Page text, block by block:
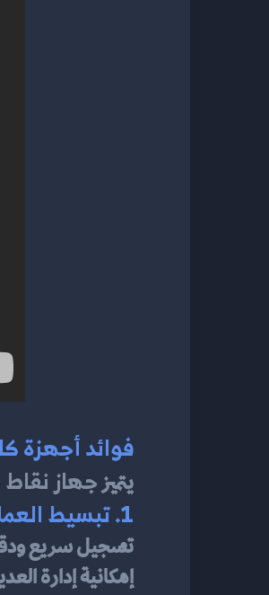
فوائد أجهزة
يتميز جهاز
1. تبسيط العمليات التجارية
تسجيل سريع
إمكانية إدارة